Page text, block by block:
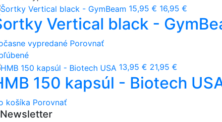
15,95 € 16,95 €
Vertical black -
vypredané Porovnať
13,95 € 21,95 €
150 kapsúl - Biotech
košíka Porovnať
Newsletter